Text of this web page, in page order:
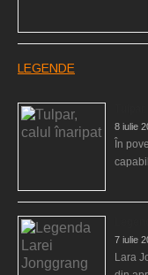
LEGENDE
8 iulie
În
7 iulie
Lara